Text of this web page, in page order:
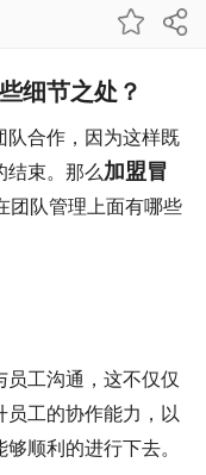
细节之处？
队合作，因为这样既
结束。那么加盟冒
团队管理上面有哪些
工沟通，这不仅仅
工的协作能力，以
顺利的进行下去。